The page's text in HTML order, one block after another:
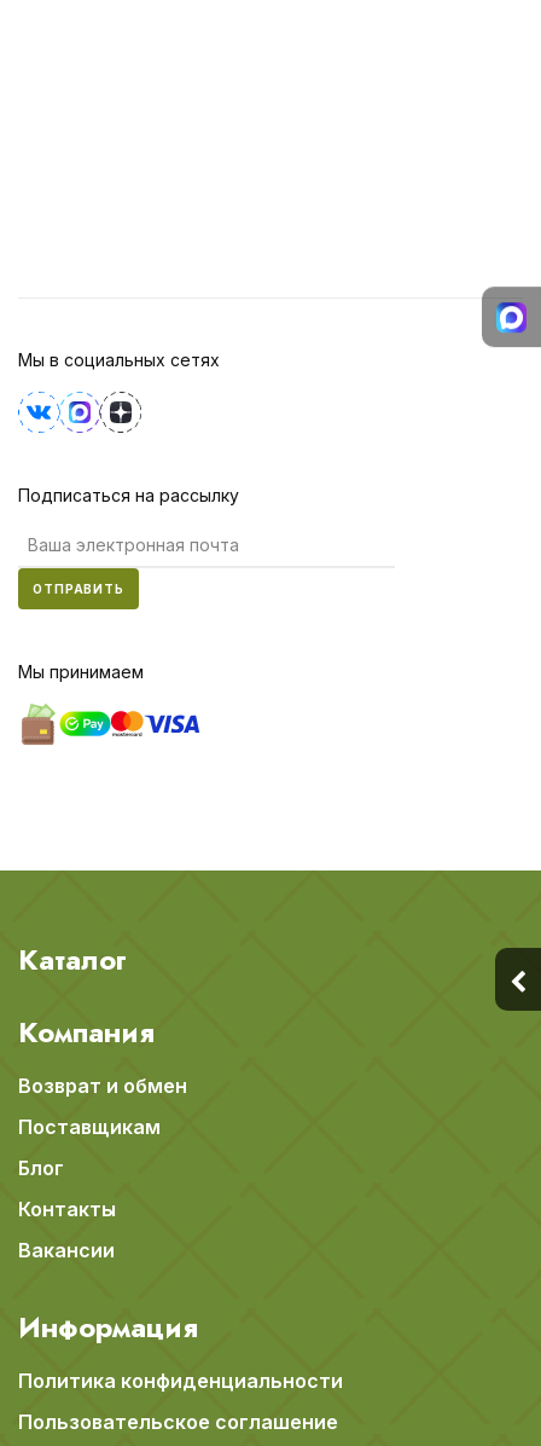
Мы в социальных сетях
Подписаться на рассылку
ОТПРАВИТЬ
Мы принимаем
Каталог
Компания
Возврат и обмен
Поставщикам
Блог
Контакты
Вакансии
Информация
Политика конфиденциальности
Пользовательское соглашение